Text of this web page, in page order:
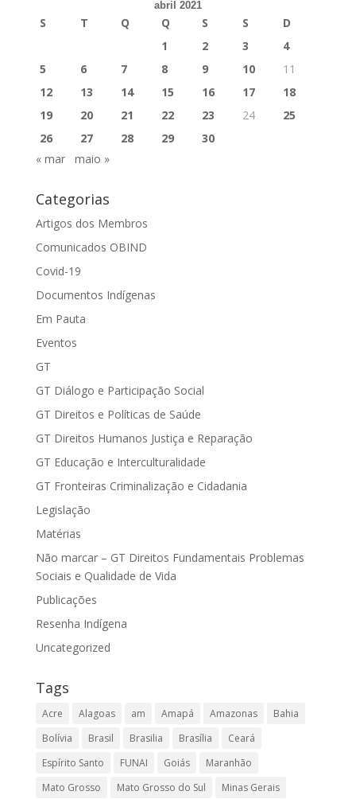
abril 2021
S T Q Q S S
D
1
2 3
4
5
6 7 8 9 10
11
12
13 14 15 16 17
18
19
20 21 22 23 24
25
26
27 28 29
30
« mar
maio »
Categorias
Artigos dos Membros
Comunicados OBIND
Covid-19
Documentos Indígenas
Em Pauta
Eventos
GT
GT Diálogo e Participação Social
GT Direitos e Políticas de Saúde
GT Direitos Humanos Justiça e Reparação
GT Educação e Interculturalidade
GT Fronteiras Criminalização e Cidadania
Legislação
Matérias
Não marcar – GT Direitos Fundamentais Problemas
Sociais e Qualidade de Vida
Publicações
Resenha Indígena
Uncategorized
Tags
Acre Alagoas am Amapá Amazonas
Bahia
Bolívia
Brasil Brasilia Brasília
Ceará
Espírito Santo
FUNAI Goiás
Maranhão
Mato Grosso
Mato Grosso do Sul
Minas Gerais